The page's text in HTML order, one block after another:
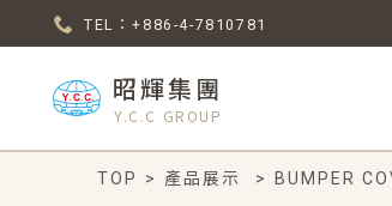
TEL：+886-4-7810781
昭輝集團
Y.C.C GROUP
TOP > 產品展示 > BUMPER